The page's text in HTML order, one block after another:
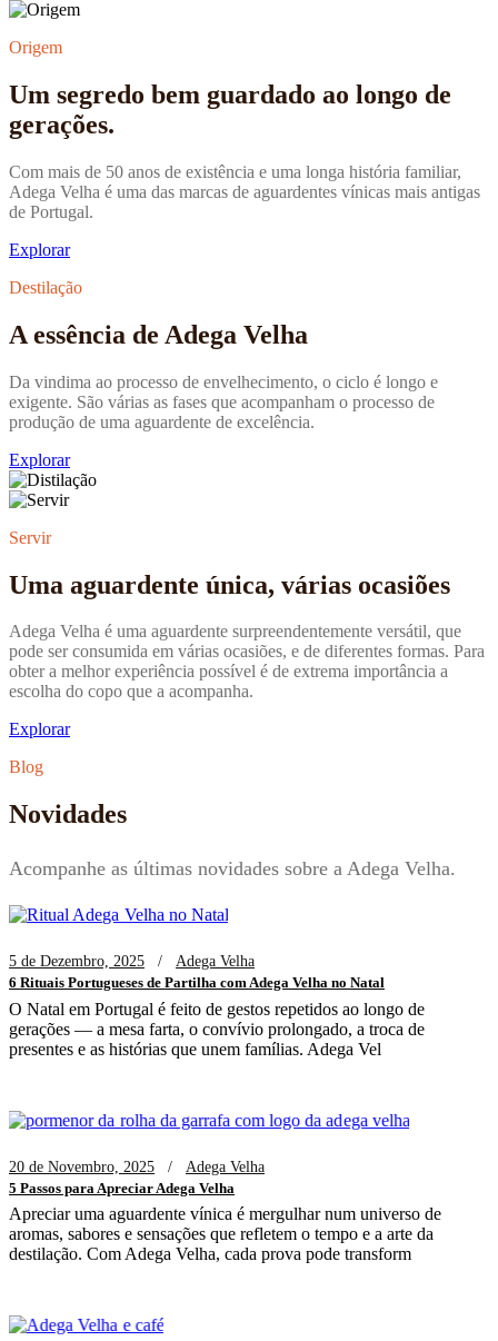
Origem
Um segredo bem guardado ao longo de
gerações.
Com mais de 50 anos de existência e uma longa história familiar,
Adega Velha é uma das marcas de aguardentes vínicas mais antigas
de Portugal.
Explorar
Destilação
A essência de Adega Velha
Da vindima ao processo de envelhecimento, o ciclo é longo e
exigente. São várias as fases que acompanham o processo de
produção de uma aguardente de excelência.
Explorar
Servir
Uma aguardente única, várias ocasiões
Adega Velha é uma aguardente surpreendentemente versátil, que
pode ser consumida em várias ocasiões, e de diferentes formas. Para
obter a melhor experiência possível é de extrema importância a
escolha do copo que a acompanha.
Explorar
Blog
Novidades
Acompanhe as últimas novidades sobre a Adega Velha.
5 de Dezembro, 2025 Adega Velha
6 Rituais Portugueses de Partilha com Adega Velha no Natal
O Natal em Portugal é feito de gestos repetidos ao longo de
gerações — a mesa farta, o convívio prolongado, a troca de
presentes e as histórias que unem famílias. Adega Vel
20 de Novembro, 2025 Adega Velha
5 Passos para Apreciar Adega Velha
Apreciar uma aguardente vínica é mergulhar num universo de
aromas, sabores e sensações que refletem o tempo e a arte da
destilação. Com Adega Velha, cada prova pode transform